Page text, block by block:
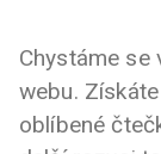
Chystáme se
webu.
oblíbené